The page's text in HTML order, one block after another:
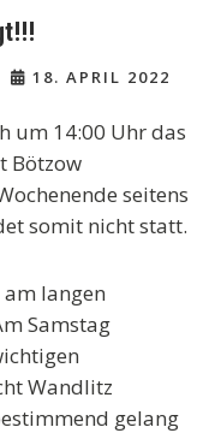
18. APRIL 2022
um 14:00 Uhr das
Bötzow
seitens
somit nicht statt.
am langen
Samstag
Wandlitz
gelang